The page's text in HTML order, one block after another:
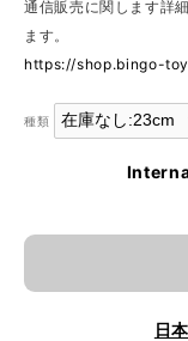
通信販売に関します詳
ます。
https://shop.bingo-
種類
日